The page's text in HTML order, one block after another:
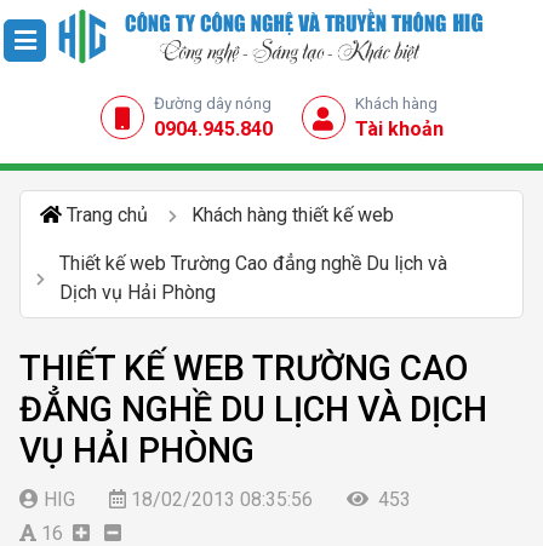
Đường dây nóng
0904.945.840
Khách hàng
Tài khoản
Trang chủ Khách hàng thiết kế web
Thiết kế web Trường Cao đẳng nghề Du lịch và
Dịch vụ Hải Phòng
THIẾT KẾ WEB TRƯỜNG CAO
ĐẲNG NGHỀ DU LỊCH VÀ DỊCH
VỤ HẢI PHÒNG
HIG 18/02/2013 08:35:56
453
16